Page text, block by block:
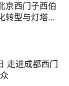
京西门子西伯
转型与灯塔工
走进成都西门